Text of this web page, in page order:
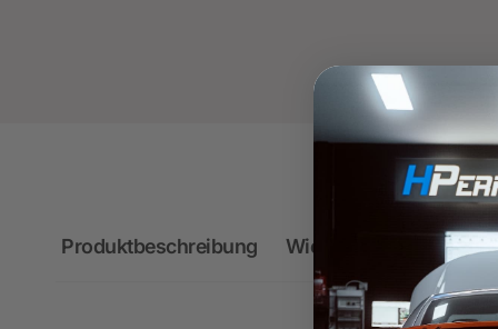
Produktbeschreibung Wichtige Hinweise